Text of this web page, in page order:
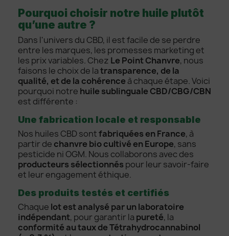
Pourquoi choisir notre huile plutôt
qu’une autre ?
Dans l'univers du CBD, il est facile de se perdre
entre les marques, les promesses marketing et
les prix variables. Chez Le Point Chanvre, nous
faisons le choix de latransparence, de la
qualité, et de la cohérence à chaque étape. Voici
pourquoi notre huile sublinguale CBD/CBG/CBN
est différente :
Une fabrication locale et responsable
Nos huiles CBD sontfabriquées en France, à
partir de chanvre bio cultivé en Europe, sans
pesticide ni OGM. Nous collaborons avec des
producteurs sélectionnés pour leur savoir-faire
et leur engagement éthique.
Des produits testés et certifiés
Chaque lot est analysé par un laboratoire
indépendant, pour garantir la pureté, la
conformité au taux de Tétrahydrocannabinol